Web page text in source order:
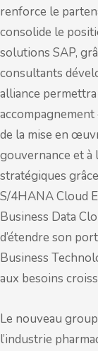
renforce le
consolide le
solutions SAP,
consultants
alliance
de la mise en
gouvernance et
stratégiques
S/4HANA Cloud
Business Data
d’étendre son
Business
aux besoins
Le nouveau
l’industrie